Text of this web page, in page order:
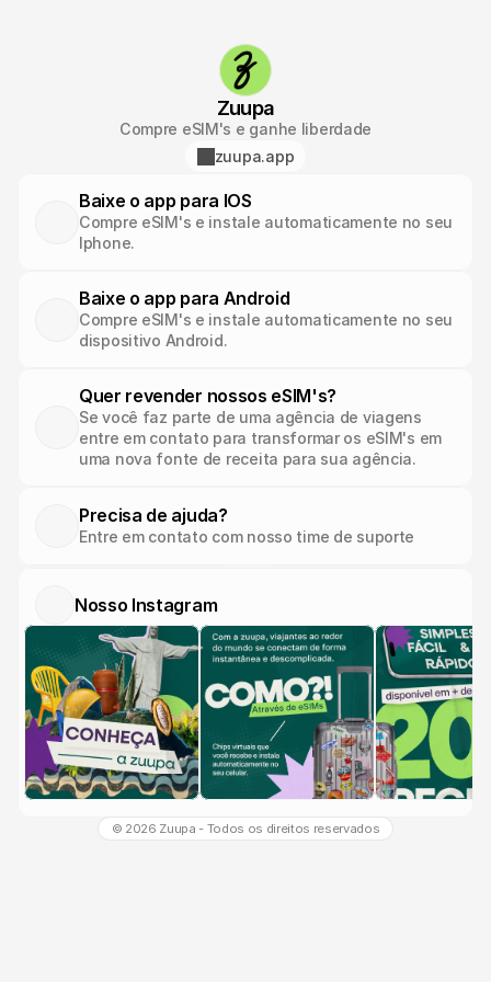
Zuupa
Compre eSIM's e ganhe liberdade
zuupa.app
Baixe o app para IOS
Compre eSIM's e instale automaticamente no seu
Iphone.
Baixe o app para Android
Compre eSIM's e instale automaticamente no seu
dispositivo Android.
Quer revender nossos eSIM's?
Se você faz parte de uma agência de viagens
entre em contato para transformar os eSIM's em
uma nova fonte de receita para sua agência.
Precisa de ajuda?
Entre em contato com nosso time de suporte
Nosso Instagram
© 2026 Zuupa - Todos os direitos reservados